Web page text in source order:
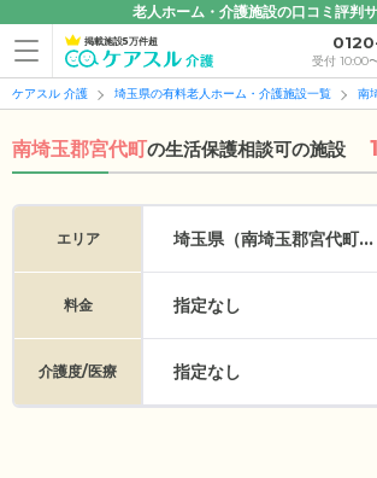
老人ホーム・介護施設の口コミ評判
掲載施設5万件超
受付 10:00
ケアスル 介護 埼玉県の有料老人ホーム・介護施設一覧 南
南埼玉郡宮代町の生活保護相談可の施設 1
エリア 埼玉県（南埼玉郡宮代町...
料金 指定なし
介護度/医療 指定なし